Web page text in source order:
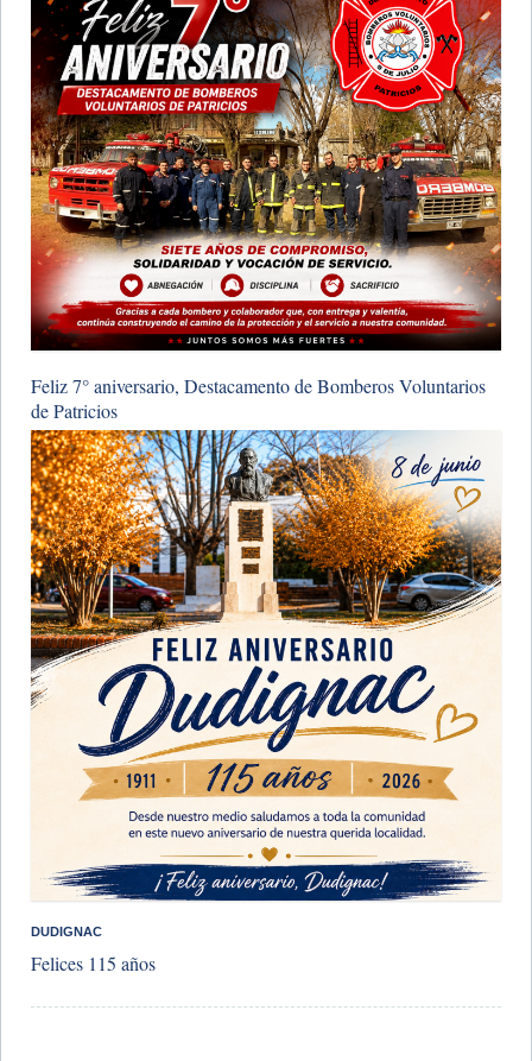
Feliz 7° aniversario, Destacamento de Bomberos Voluntarios
de Patricios
DUDIGNAC
Felices 115 años